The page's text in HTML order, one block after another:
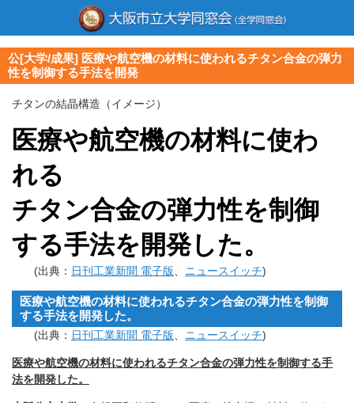
公[大学/成果] 医療や航空機の材料に使われるチタン合金の弾力
性を制御する手法を開発
チタンの結晶構造（イメージ）
医療や航空機の材料に使わ
れる
チタン合金の弾力性を制御
する手法を開発した。
(出典： 日刊工業新聞 電子版 ニュースイッチ)
医療や航空機の材料に使われるチタン合金の弾力性を制御
する手法を開発した。
(出典： 日刊工業新聞 電子版 ニュースイッチ)
医療や航空機の材料に使われるチタン合金の弾力性を制御する手
法を開発した。